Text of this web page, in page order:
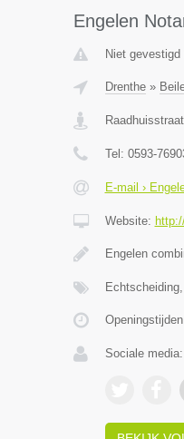
Engelen
Niet
Drenthe»
Tel: 0593-
E-mail ›
Website:
Engelen
Openingstijden
Sociale media: